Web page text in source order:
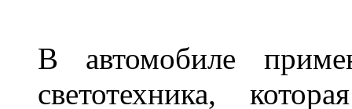
В автомобиле
светотехника,